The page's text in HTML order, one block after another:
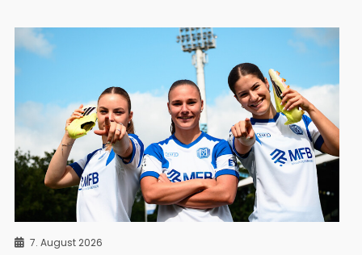
7. August 2026